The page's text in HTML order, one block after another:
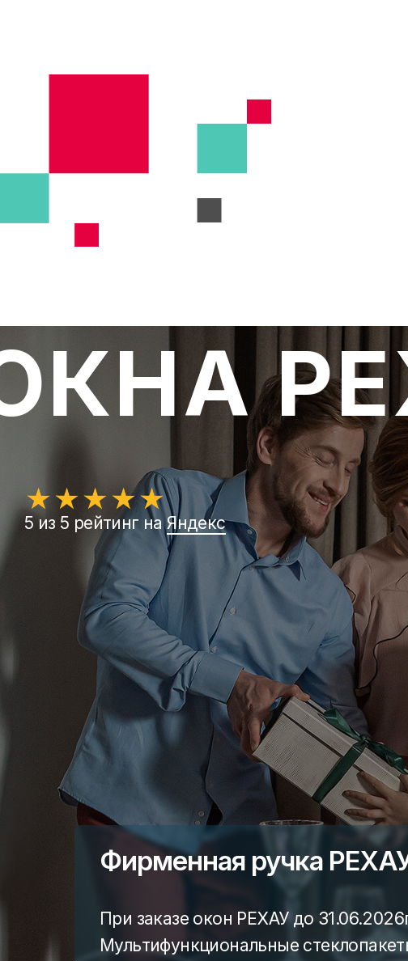
Фирменная ручка
При заказе окон РЕХАУ до
Мультифункциональные
5 из 5 рейтинг наЯндекс